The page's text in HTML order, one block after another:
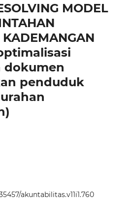
MODEL
dokumen
penduduk
akuntabilitas.v11i1.760